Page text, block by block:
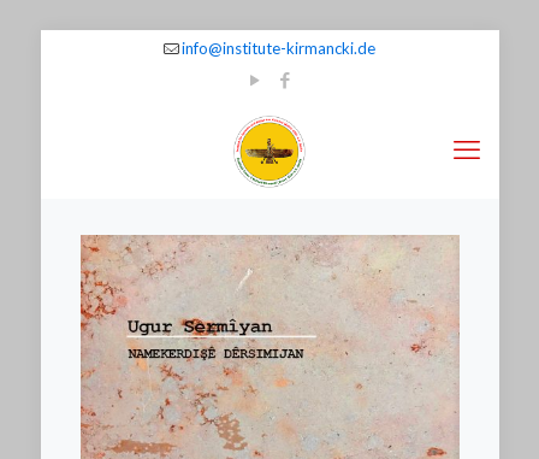
info@institute-kirmancki.de